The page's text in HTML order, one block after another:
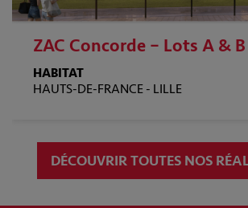
ZAC Concorde – Lots A & B
HABITAT
HAUTS-DE-FRANCE - LILLE
DÉCOUVRIR TOUTES NOS